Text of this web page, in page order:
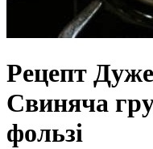
Рецепт
Свиняча
фользі